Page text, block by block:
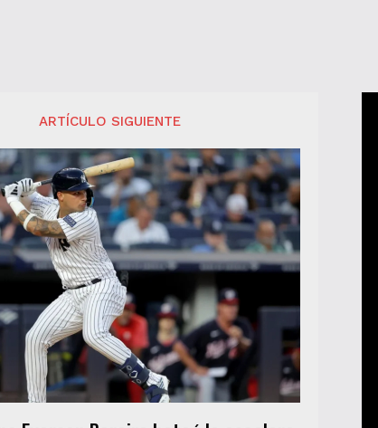
ARTÍCULO SIGUIENTE